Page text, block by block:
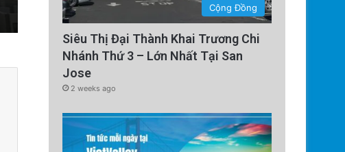
Cộng Đồng
Siêu Thị Đại Thành Khai Trương Chi
Nhánh Thứ 3 – Lớn Nhất Tại San
Jose
2 weeks ago